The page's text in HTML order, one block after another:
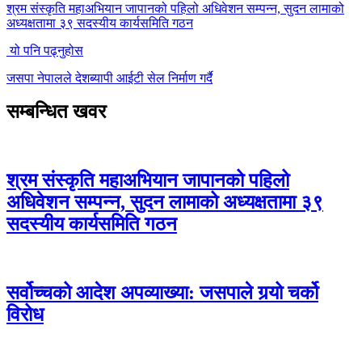
श्रम संस्कृति महाअभियान जापानको पहिलो अधिवेशन सम्पन्न, सुदन लामाको
अध्यक्षतामा ३९ सदस्यीय कार्यसमिति गठन
यो पनि पढ्नुहोस
जसपा नेपालले देशब्यापी आईटी सेल निर्माण गर्दै
सम्बन्धित खवर
श्रम संस्कृति महाअभियान जापानको पहिलो
अधिवेशन सम्पन्न, सुदन लामाको अध्यक्षतामा ३९
सदस्यीय कार्यसमिति गठन
सर्वोच्चको आदेश अपव्याख्या: जसपाले गर्‍यो चर्को
विरोध